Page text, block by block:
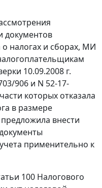
документов
о налогах и сборах, МИ
10.09.2008 г.
906 и N 52-17-
которых отказала
в размере
внести
применительно к
100 Налогового